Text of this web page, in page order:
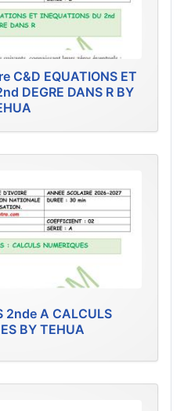
C&D EQUATIONS ET
DEGRE DANS R BY
2nde A CALCULS
BY TEHUA